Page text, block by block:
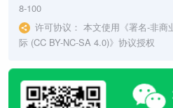
8-100
许可协议： 本文使用《署名-非商
际 (CC BY-NC-SA 4.0)》协议授权